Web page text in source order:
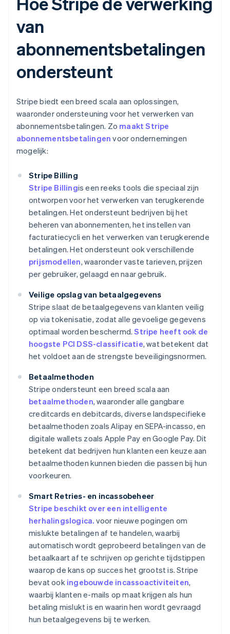
van
abonnementsbetalingen
ondersteunt
Stripe biedt een breed scala aan oplossingen,
waaronder ondersteuning voor het verwerken van
abonnementsbetalingen. Zo maakt Stripe
abonnementsbetalingen voor ondernemingen
mogelijk:
Stripe Billing
Stripe Billingis een reeks tools die speciaal zijn
ontworpen voor het verwerken van terugkerende
betalingen. Het ondersteunt bedrijven bij het
beheren van abonnementen, het instellen van
facturatiecycli en het verwerken van terugkerende
betalingen. Het ondersteunt ook verschillende
prijsmodellen, waaronder vaste tarieven, prijzen
per gebruiker, gelaagd en naar gebruik.
Veilige opslag van betaalgegevens
Stripe slaat de betaalgegevens van klanten veilig
op via tokenisatie, zodat alle gevoelige gegevens
optimaal worden beschermd.Stripe heeft ook de
hoogste PCI DSS-classificatie, wat betekent dat
het voldoet aan de strengste beveiligingsnormen.
Betaalmethoden
Stripe ondersteunt een breed scala aan
betaalmethoden, waaronder alle gangbare
creditcards en debitcards, diverse landspecifieke
betaalmethoden zoals Alipay en SEPA-incasso, en
digitale wallets zoals Apple Pay en Google Pay. Dit
betekent dat bedrijven hun klanten een keuze aan
betaalmethoden kunnen bieden die passen bij hun
voorkeuren.
Smart Retries- en incassobeheer
Stripe beschikt over een intelligente
herhalingslogica. voor nieuwe pogingen om
mislukte betalingen af te handelen, waarbij
automatisch wordt geprobeerd betalingen van de
betaalkaart af te schrijven op gerichte tijdstippen
waarop de kans op succes het grootst is. Stripe
bevat ook ingebouwde incassoactiviteiten,
waarbij klanten e-mails op maat krijgen als hun
betaling mislukt is en waarin hen wordt gevraagd
hun betaalgegevens bij te werken.